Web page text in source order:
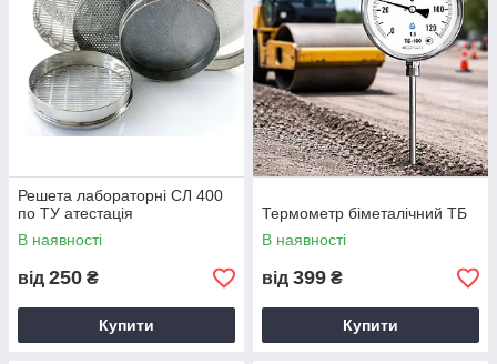
Решета лабораторні СЛ 400
по ТУ атестація
В наявності
від 250 ₴
Купити
Термометр біметалічний ТБ
В наявності
від 399 ₴
Купити